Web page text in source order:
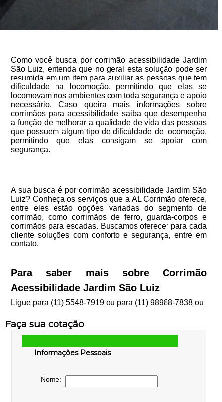
Como você busca por corrimão acessibilidade Jardim
São Luiz, entenda que no geral esta solução pode ser
resumida em um item para auxiliar as pessoas que tem
dificuldade na locomoção, permitindo que elas se
locomovam nos ambientes com toda segurança e apoio
necessário. Caso queira mais informações sobre
corrimãos para acessibilidade saiba que desempenha
a função de melhorar a qualidade de vida das pessoas
que possuem algum tipo de dificuldade de locomoção,
permitindo que elas consigam se apoiar com
segurança.
A sua busca é por corrimão acessibilidade Jardim São
Luiz? Conheça os serviços que a AL Corrimão oferece,
entre eles estão opções variadas do segmento de
corrimão, como corrimãos de ferro, guarda-corpos e
corrimãos para escadas. Buscamos oferecer para cada
cliente soluções com conforto e segurança, entre em
contato.
Para saber mais sobre Corrimão
Acessibilidade Jardim São Luiz
Ligue para (11) 5548-7919ou para (11) 98988-7838ou
Faça sua cotação
Informações Pessoais
Nome: